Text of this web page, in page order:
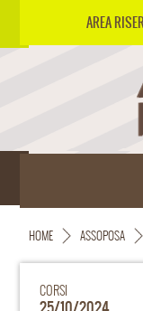
AREA
HOME ASSOPOSA
CORSI